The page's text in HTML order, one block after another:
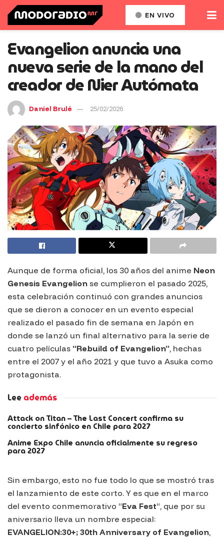
EN VIVO
Evangelion anuncia una
nueva serie de la mano del
creador de Nier Autómata
Daniel Brulé 25/02/2026
Aunque de forma oficial, los 30 años del anime Neon
Genesis Evangelion se cumplieron el pasado 2025,
esta celebración continuó con grandes anuncios
que se dieron a conocer en un evento especial
realizado el pasado fin de semana en Japón en
donde se lanzó un final alternativo para la serie de
cuatro películas “Rebuild of Evangelion”, hechas
entre el 2007 y el año 2021 y que tuvo a Asuka como
protagonista.
Lee además
Attack on Titan – The Last Concert confirma su
concierto sinfónico en Chile para 2027
Anime Expo Chile anuncia oficialmente su regreso
para 2027
Sin embargo, esto no fue todo lo que se mostró tras
el lanzamiento de este corto. Y es que en el marco
del evento conmemorativo “Eva Fest“, que por su
aniversario lleva un nombre especial:
EVANGELION:30+; 30th Anniversary of Evangelion,